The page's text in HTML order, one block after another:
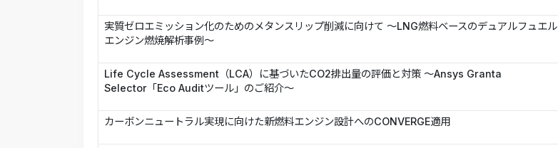
実質ゼロエミッション化のためのメタンスリップ削減に向けて ～LNG燃料ベースのデュアルフュエル
エンジン燃焼解析事例～
Life Cycle Assessment（LCA）に基づいたCO2排出量の評価と対策 ～Ansys Granta
Selector「Eco Auditツール」のご紹介～
カーボンニュートラル実現に向けた新燃料エンジン設計へのCONVERGE適用